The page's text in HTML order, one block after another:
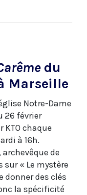
du
Marseille
Notre-Dame
26 février
KTO chaque
à 16h.
de
sur « Le mystère
donner des clés
la spécificité